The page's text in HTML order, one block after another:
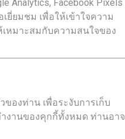
Analytics, Facebook Pixels
ยี่ยมชม เพื่อให้เข้าใจความ
หมาะสมกับความสนใจของ
องท่าน เพื่อระงับการเก็บ
งานของคุกกี้ทั้งหมด ท่านอาจ